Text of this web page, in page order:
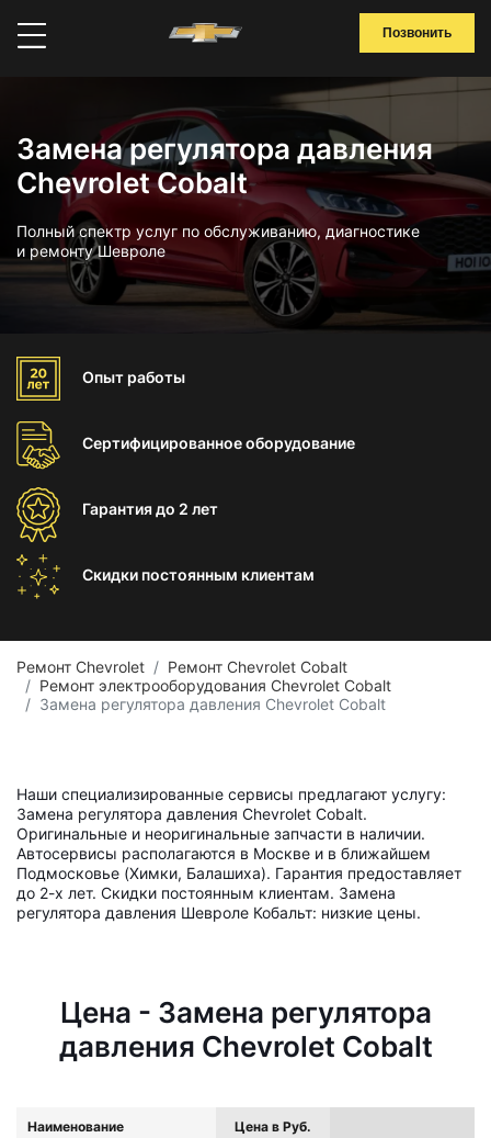
Позвонить
Замена регулятора давления
Chevrolet Cobalt
Полный спектр услуг по обслуживанию, диагностике
и ремонту Шевроле
Опыт работы
Сертифицированноеоборудование
Гарантиядо 2 лет
Скидки постоянным клиентам
Ремонт Chevrolet
Ремонт Chevrolet Cobalt
Ремонт электрооборудования Chevrolet Cobalt
Замена регулятора давления Chevrolet Cobalt
Наши специализированные сервисы предлагают услугу:
Замена регулятора давления Chevrolet Cobalt.
Оригинальные и неоригинальные запчасти в наличии.
Автосервисы располагаются в Москве и в ближайшем
Подмосковье (Химки, Балашиха). Гарантия предоставляет
до 2-х лет. Скидки постоянным клиентам. Замена
регулятора давления Шевроле Кобальт: низкие цены.
Цена - Замена регулятора
давления Chevrolet Cobalt
Наименование Цена в Руб.